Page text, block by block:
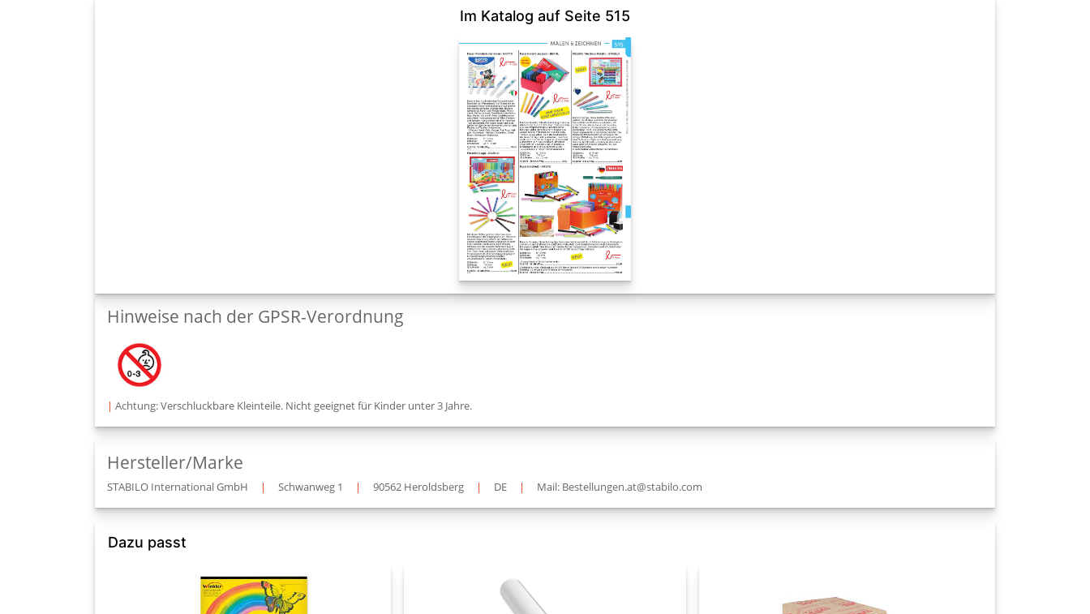
Im Katalog auf Seite 515
Hinweise nach der GPSR-Verordnung
| Achtung: Verschluckbare Kleinteile. Nicht geeignet für Kinder unter 3 Jahre.
Hersteller/Marke
STABILO International GmbH | Schwanweg 1 | 90562 Heroldsberg | DE | Mail: Bestellungen.at@stabilo.com
Dazu passt